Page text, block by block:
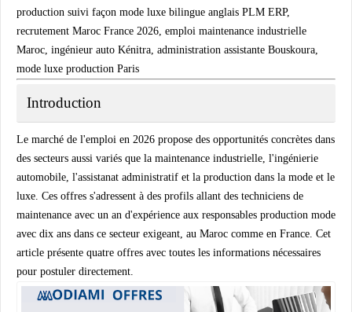
production suivi façon mode luxe bilingue anglais PLM ERP,
recrutement Maroc France 2026, emploi maintenance industrielle
Maroc, ingénieur auto Kénitra, administration assistante Bouskoura,
mode luxe production Paris
Introduction
Le marché de l'emploi en 2026 propose des opportunités concrètes dans
des secteurs aussi variés que la maintenance industrielle, l'ingénierie
automobile, l'assistanat administratif et la production dans la mode et le
luxe. Ces offres s'adressent à des profils allant des techniciens de
maintenance avec un an d'expérience aux responsables production mode
avec dix ans dans ce secteur exigeant, au Maroc comme en France. Cet
article présente quatre offres avec toutes les informations nécessaires
pour postuler directement.